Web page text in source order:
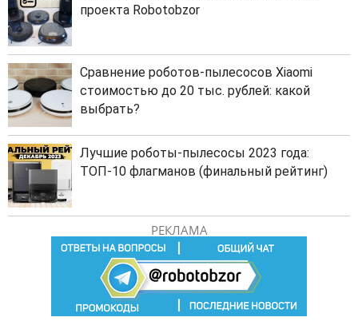
проекта Robotobzor
Сравнение роботов-пылесосов Xiaomi
стоимостью до 20 тыс. рублей: какой
выбрать?
Лучшие роботы-пылесосы 2023 года:
ТОП-10 флагманов (финальный рейтинг)
РЕКЛАМА